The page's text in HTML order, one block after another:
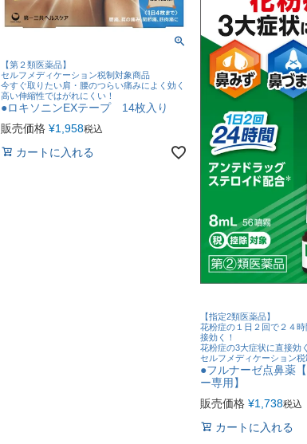
【第２類医薬品】
セルフメディケーション税制対象商品
今すぐ取りたい肩・腰のつらい痛みによく効く
高い伸縮性ではがれにくい！
●ロキソニンEXテープ 14枚入り
販売価格 ¥1,958税込
カートに入れる
【指定2類医薬品】
花粉症の１日２回で２４
接効く！
花粉症の3大症状に直接効く
セルフメディケーション
●フルナーゼ点鼻薬
ー専用】
販売価格 ¥1,738税込
カートに入れる